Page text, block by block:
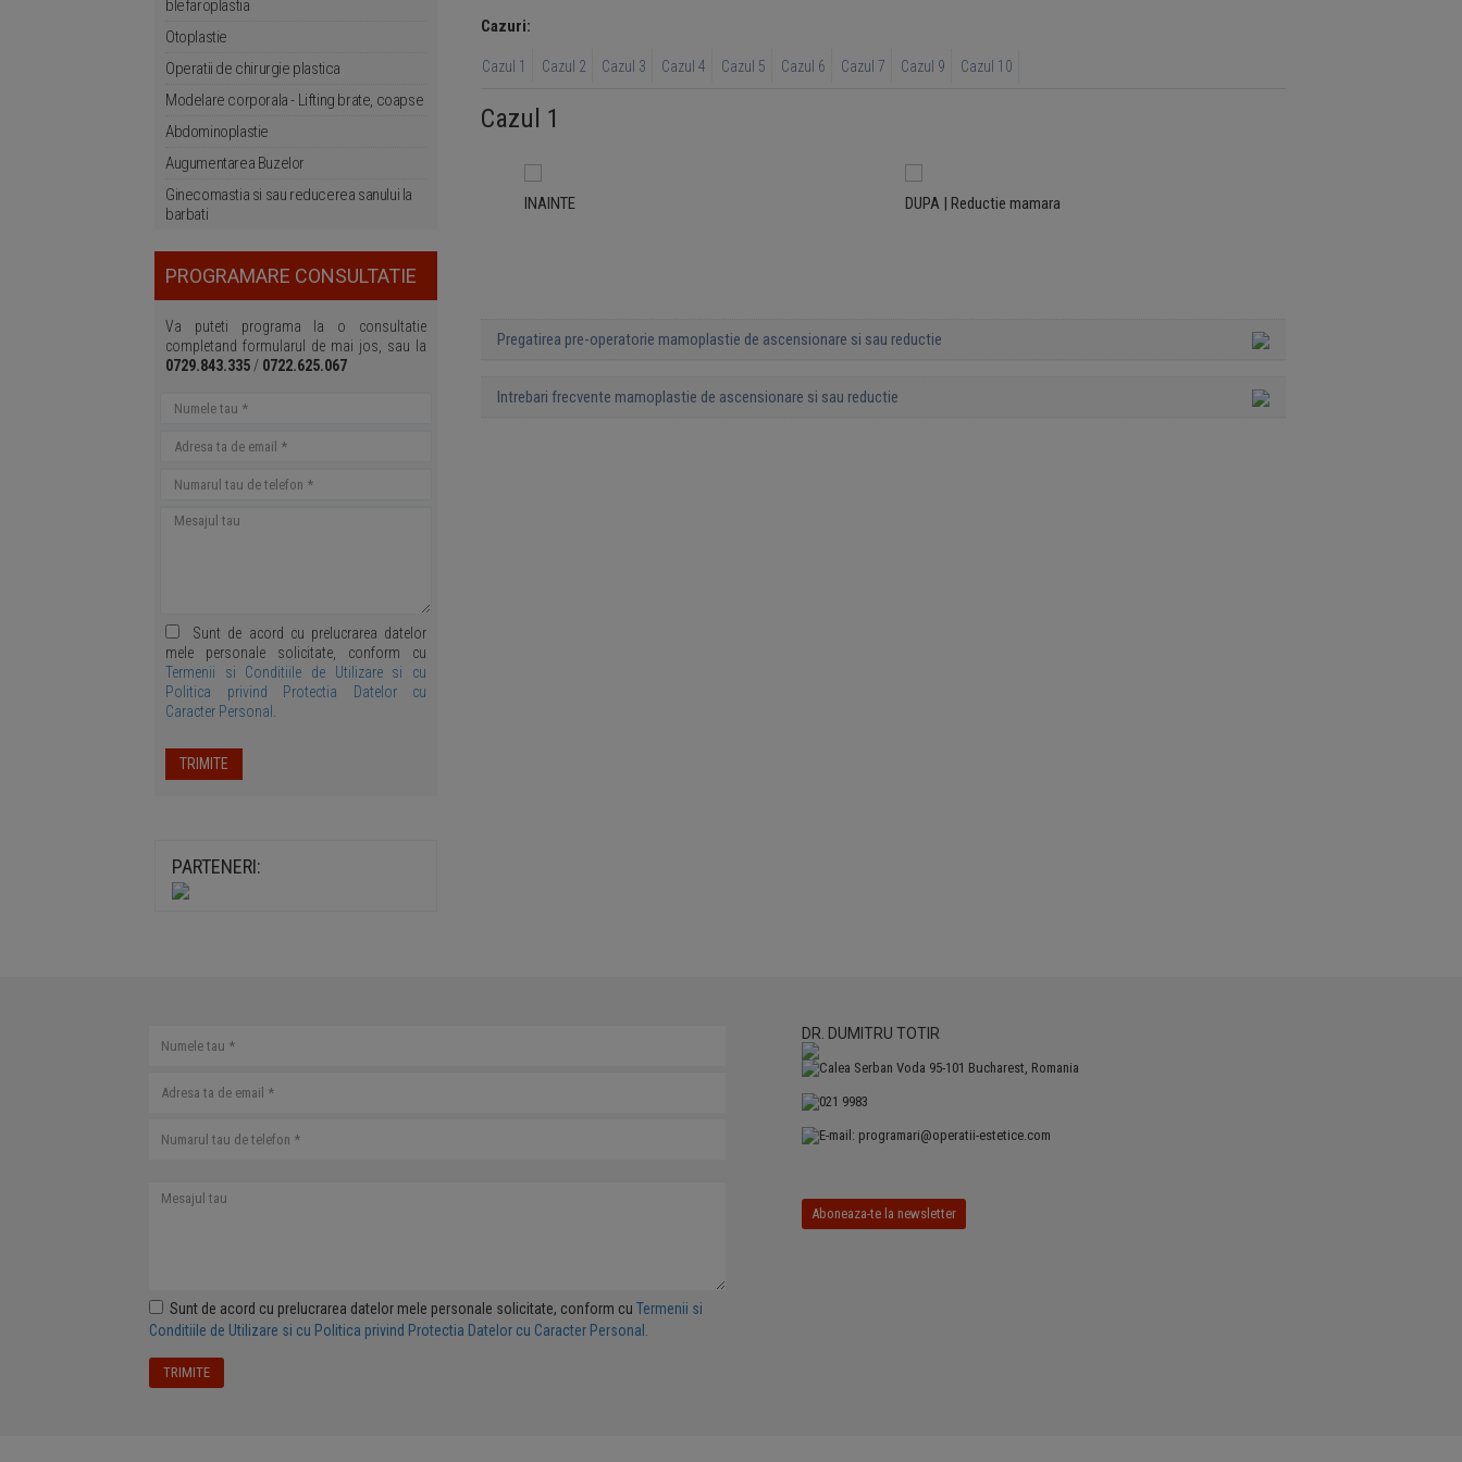
blefaroplastia
Otoplastie
Operatii de chirurgie plastica
Modelare corporala - Lifting brate, coapse
Abdominoplastie
Augumentarea Buzelor
Ginecomastia si sau reducerea sanului la
barbati
PROGRAMARE CONSULTATIE
Va puteti programa la o consultatie
completand formularul de mai jos, sau la
0729.843.335 / 0722.625.067
Sunt de acord cu prelucrarea datelor
mele personale solicitate, conform cu
Termenii si Conditiile de Utilizare si cu
Politica privind Protectia Datelor cu
Caracter Personal.
TRIMITE
PARTENERI:
Cazuri:
Cazul 1 Cazul 2 Cazul 3 Cazul 4 Cazul 5 Cazul 6 Cazul 7 Cazul 9 Cazul 10
Cazul 1
INAINTE DUPA | Reductie mamara
Pregatirea pre-operatorie mamoplastie de ascensionare si sau reductie
Intrebari frecvente mamoplastie de ascensionare si sau reductie
Sunt de acord cu prelucrarea datelor mele personale solicitate, conform cu Termenii si
Conditiile de Utilizare si cu Politica privind Protectia Datelor cu Caracter Personal.
TRIMITE
DR. DUMITRU TOTIR
Calea Serban Voda 95-101 Bucharest, Romania
021 9983
E-mail: programari@operatii-estetice.com
Aboneaza-te la newsletter